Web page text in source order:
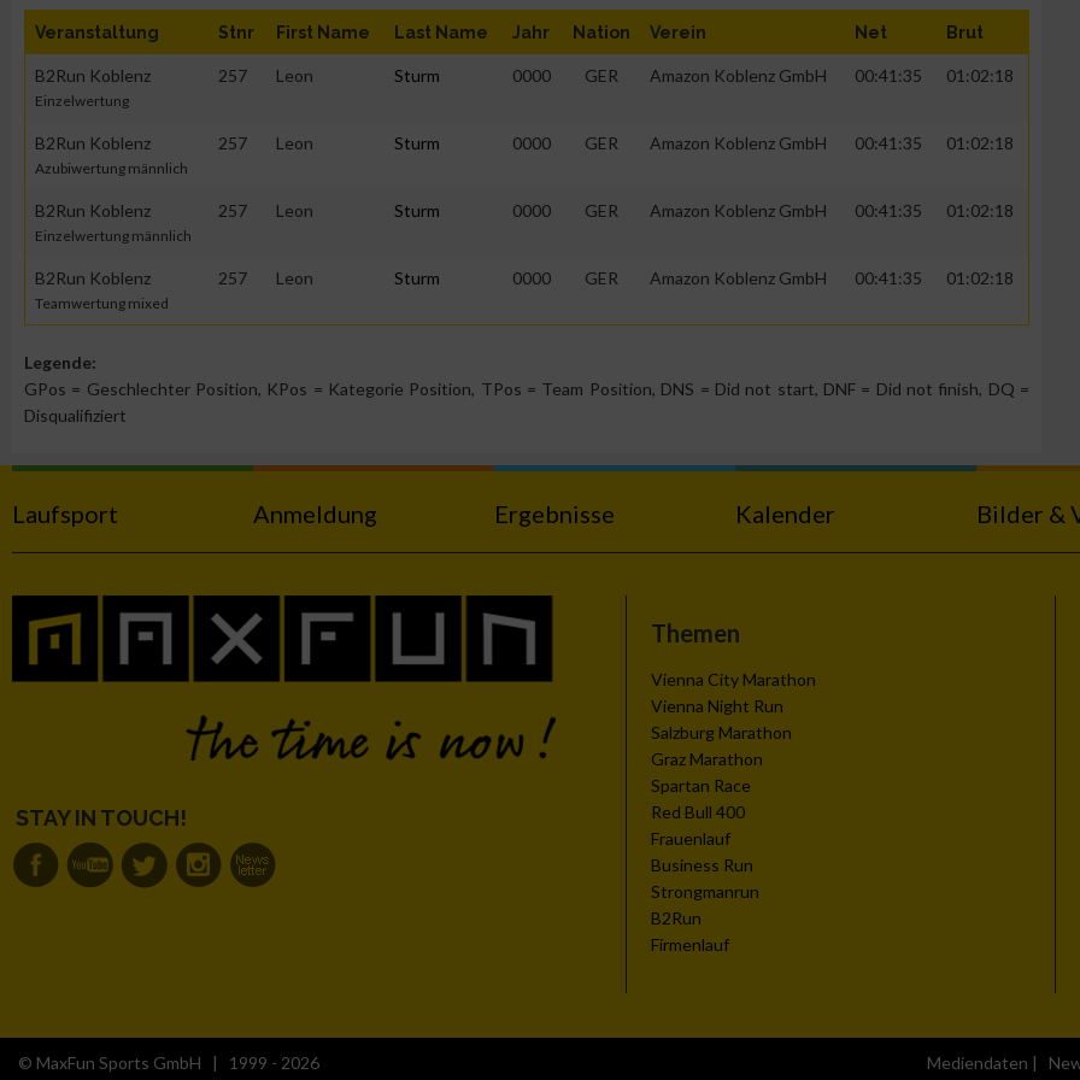
Veranstaltung Stnr First Name Last Name Jahr Nation Verein Net Brut
B2Run Koblenz
Einzelwertung
257 Leon Sturm 0000 GER Amazon Koblenz GmbH 00:41:35 01:02:18
B2Run Koblenz
Azubiwertung männlich
257 Leon Sturm 0000 GER Amazon Koblenz GmbH 00:41:35 01:02:18
B2Run Koblenz
Einzelwertung männlich
257 Leon Sturm 0000 GER Amazon Koblenz GmbH 00:41:35 01:02:18
B2Run Koblenz
Teamwertung mixed
257 Leon Sturm 0000 GER Amazon Koblenz GmbH 00:41:35 01:02:18
Legende:
GPos = Geschlechter Position, KPos = Kategorie Position, TPos = Team Position, DNS = Did not start, DNF = Did not finish, DQ =
Disqualifiziert
Laufsport Anmeldung Ergebnisse Kalender Bilder &
STAY IN TOUCH!
Themen
Vienna City Marathon
Vienna Night Run
Salzburg Marathon
Graz Marathon
Spartan Race
Red Bull 400
Frauenlauf
Business Run
Strongmanrun
B2Run
Firmenlauf
© MaxFun Sports GmbH | 1999 - 2026 Mediendaten |
Erstellung von Profilen zur Personalisierung von Inhalten
Messung der Werbeleistung
Messung der Performance von Inhalten
verschiedenen Quellen
Entwicklung und Verbesserung der Angebote
IAB-Besonderheiten:
Verwendung genauer Standortdaten
Geräte anhand von aktiv angeforderten Informationen identifizieren
Nicht-IAB-Verarbeitungszwecke:
Performance